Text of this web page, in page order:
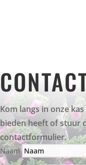
Kom langs in onze
bieden heeft of stuur
contactformulier.
Naam